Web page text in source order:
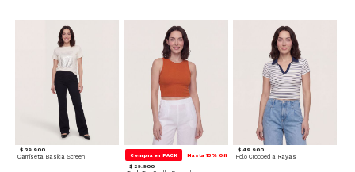
$ 39.900
Camiseta Basica Screen Compra en PACK Hasta 15% Off
$ 29.900
$ 49.900
Polo Cropped a Rayas